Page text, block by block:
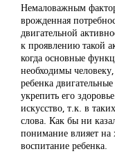
Немаловажным
врожденная
двигательной
к проявлению такой
когда основные
необходимы
ребенка
укрепить его
искусство, т.к. в
слова. Как бы ни
понимание влияет на
воспитание ребенка.